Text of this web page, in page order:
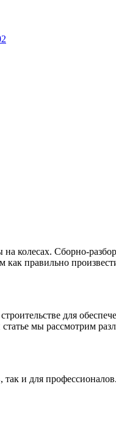
Сборно-
правильно
для
мы рассмотрим
и для